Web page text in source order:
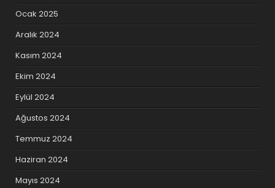
Ocak 2025
Aralık 2024
Kasım 2024
Ekim 2024
Eylül 2024
Ağustos 2024
Temmuz 2024
Haziran 2024
Mayıs 2024